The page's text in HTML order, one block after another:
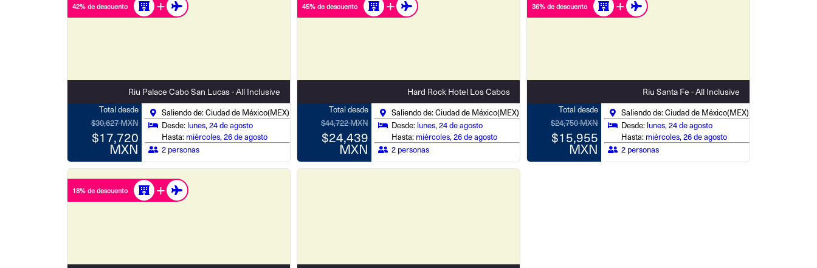
42% de descuento
Riu Palace Cabo San Lucas - All Inclusive
Total desde
$30,627 MXN
$17,720
MXN
Saliendo de: Ciudad de México(MEX)
Desde: lunes, 24 de agosto
Hasta: miércoles, 26 de agosto
2 personas
45% de descuento
Hard Rock Hotel Los Cabos
Total desde
$44,722 MXN
$24,439
MXN
Saliendo de: Ciudad de México(MEX)
Desde: lunes, 24 de agosto
Hasta: miércoles, 26 de agosto
2 personas
36% de descuento
Riu Santa Fe - All Inclusive
Total desde
$24,750 MXN
$15,955
MXN
Saliendo de: Ciudad de México(MEX)
Desde: lunes, 24 de agosto
Hasta: miércoles, 26 de agosto
2 personas
18% de descuento